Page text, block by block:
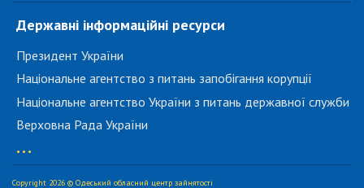
Державні інформаційні ресурси
Президент України
Національне агентство з питань запобігання корупції
Національне агентство України з питань державної служби
Верховна Рада України
...
Copyright 2026 © Одеський обласний центр зайнятості